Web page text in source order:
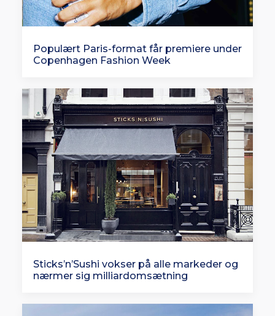
Populært Paris-format får premiere under
Copenhagen Fashion Week
Sticks’n’Sushi vokser på alle markeder og
nærmer sig milliardomsætning